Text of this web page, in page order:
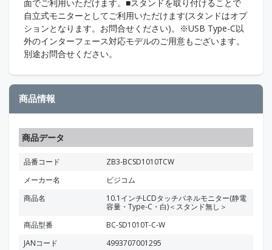
面でご利用いただけます。■スタンドを取り付けることで
自立式モニターとしてご利用いただけます(スタンドはオプ
ションとなります。お問合せください)。※USB Type-C以
外のインターフェース対応モデルのご用意もございます。
別途お問合せください。
商品情報
商品データ
品番コード
ZB3-BCSD1010TCW
メーカー名
ビジコム
商品名
10.1インチLCDタッチパネルモニター(静電
容量・Type-C・白)＜スタンド無し＞
商品型番
BC-SD1010T-C-W
JANコード
4993707001295